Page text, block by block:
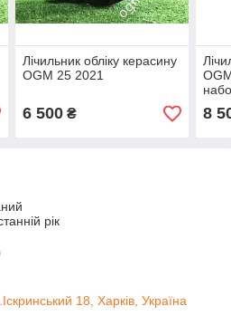
Лічильник обліку керасину
OGM 25 2021
6 500₴ 8
рік
18, Харків, Україна